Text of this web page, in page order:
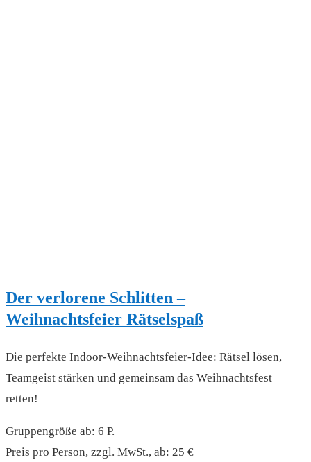
Der verlorene Schlitten –
Weihnachtsfeier Rätselspaß
Die perfekte Indoor-Weihnachtsfeier-Idee: Rätsel lösen,
Teamgeist stärken und gemeinsam das Weihnachtsfest
retten!
Gruppengröße ab: 6 P.
Preis pro Person, zzgl. MwSt., ab: 25 €